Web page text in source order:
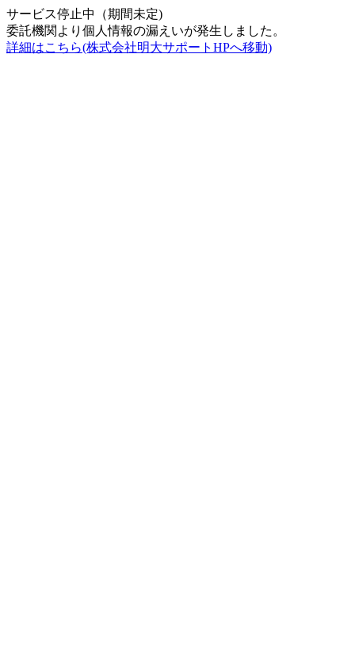
サービス停止中（期間未定)
委託機関より個人情報の漏えいが発生しました。
詳細はこちら(株式会社明大サポートHPへ移動)